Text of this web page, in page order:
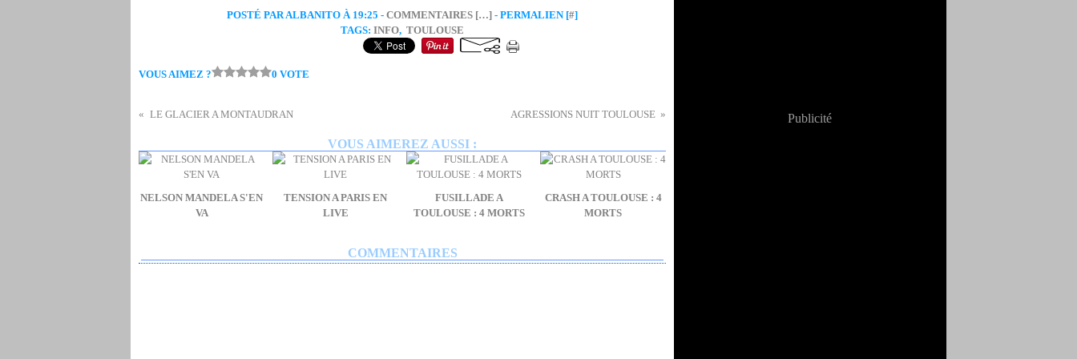
POSTÉ PAR ALBANITO À 19:25 - COMMENTAIRES […] - PERMALIEN [#]
TAGS: INFO, TOULOUSE
VOUS AIMEZ ? 0 VOTE
LE GLACIER A MONTAUDRAN AGRESSIONS NUIT TOULOUSE
VOUS AIMEREZ AUSSI :
NELSON MANDELA S'EN
VA
TENSION A PARIS EN
LIVE
FUSILLADE A
TOULOUSE : 4 MORTS
CRASH A TOULOUSE : 4
MORTS
COMMENTAIRES
Publicité